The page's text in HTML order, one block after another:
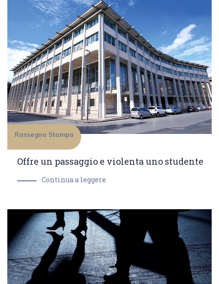
Rassegna Stampa
Offre un passaggio e violenta uno studente
Continua a leggere